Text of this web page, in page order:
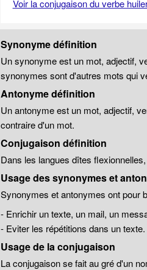
Voir la conjugaison du verbe
Synonyme définition
Un synonyme est un mot, adjectif,
synonymes sont d'autres mots qui
Antonyme définition
Un antonyme est un mot, adjectif,
contraire d'un mot.
Conjugaison définition
Dans les langues dîtes
Usage des synonymes et
Synonymes et antonymes ont pour
- Enrichir un texte, un mail, un
- Eviter les répétitions dans un texte.
Usage de la conjugaison
La conjugaison se fait au gré d'un